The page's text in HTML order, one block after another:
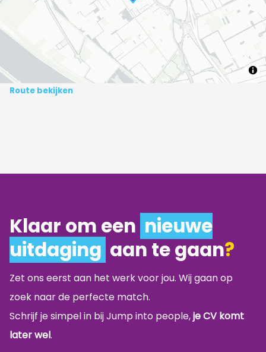
Route bekijken
Klaar om een nieuwe
uitdaging aan te gaan?
Zet ons eerst aan het werk voor jou. Wij gaan op
zoek naar de perfecte match.
Schrijf je simpel in bij Jump into people,je CV komt
later wel.